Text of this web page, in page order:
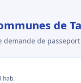
de
demande de
hab.